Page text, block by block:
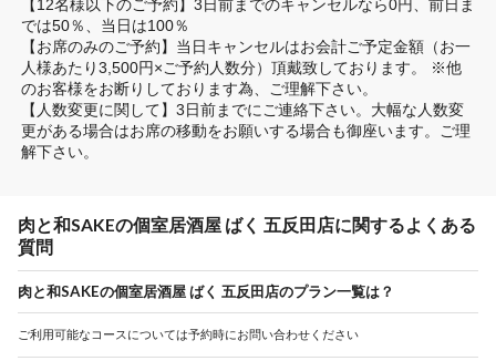
【12名様以下のご予約】3日前までのキャンセルなら0円、前日ま
では50％、当日は100％
【お席のみのご予約】当日キャンセルはお会計ご予定金額（お一
人様あたり3,500円×ご予約人数分）頂戴致しております。 ※他
のお客様をお断りしております為、ご理解下さい。
【人数変更に関して】3日前までにご連絡下さい。大幅な人数変
更がある場合はお席の移動をお願いする場合も御座います。ご理
解下さい。
肉と和SAKEの個室居酒屋 ばく 五反田店に関するよくある
質問
肉と和SAKEの個室居酒屋 ばく 五反田店のプラン一覧は？
ご利用可能なコースについては予約時にお問い合わせください